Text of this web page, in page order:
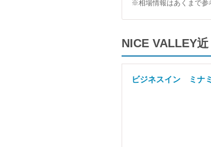
※相場情報はあくまで参
NICE VALLEY
ビジネスイン ミナミ